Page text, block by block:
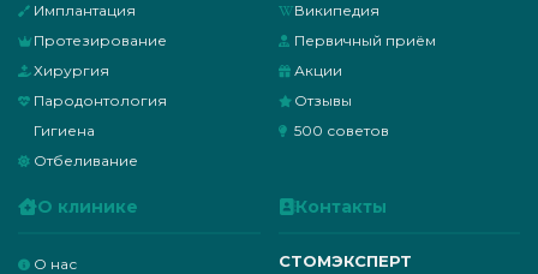
Имплантация
Протезирование
Хирургия
Пародонтология
Гигиена
Отбеливание
Википедия
Первичный приём
Акции
Отзывы
500 советов
О клинике
О нас
Контакты
СТОМЭКСПЕРТ